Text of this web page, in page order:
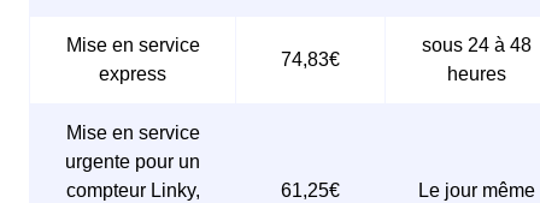
Mise en service
express
74,83€
sous 24 à 48
heures
Mise en service
urgente pour un
compteur Linky,
61,25€ Le jour même